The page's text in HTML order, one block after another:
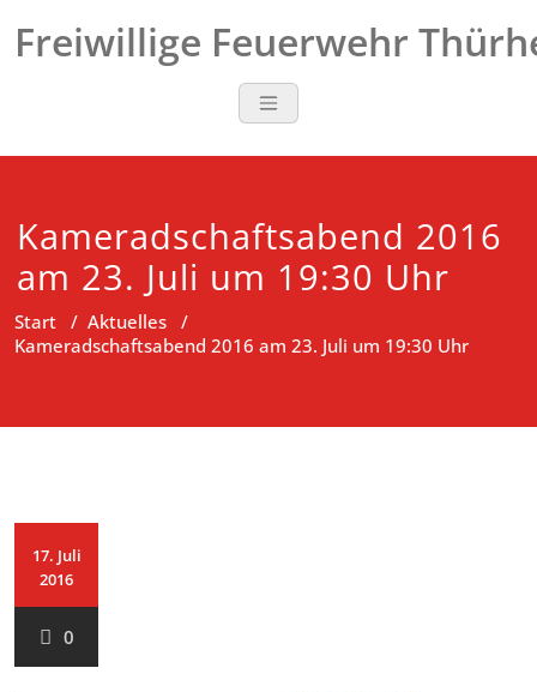
Inhalt
Freiwillige Feuerwehr
Kameradschaftsabend 2016
am 23. Juli um 19:30 Uhr
Start / Aktuelles /
Kameradschaftsabend 2016 am 23. Juli um 19:30 Uhr
17. Juli
2016
0